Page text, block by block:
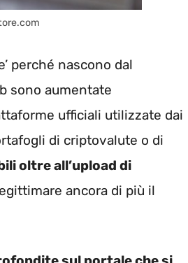
perché nascono dal
sono aumentate
ufficiali utilizzate dai
di criptovalute o di
oltre all’upload di
ancora di più il